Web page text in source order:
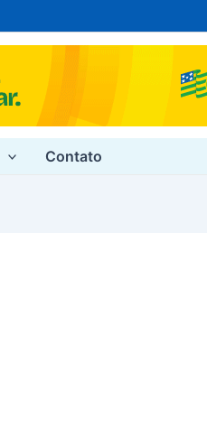
Contato